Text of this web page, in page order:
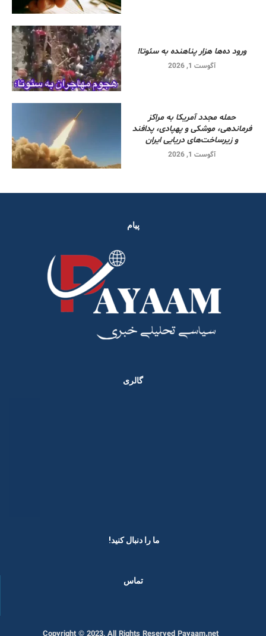
ورود ده‌ها هزار پناهنده به سئوتا!
آگوست 1, 2026
حمله مجدد آمریکا به مراکز
فرماندهی، موشکی و پهپادی، پدافند
و زیرساخت‌های دریایی ایران
آگوست 1, 2026
پیام
گالری
ما را دنبال کنید! ​
تماس